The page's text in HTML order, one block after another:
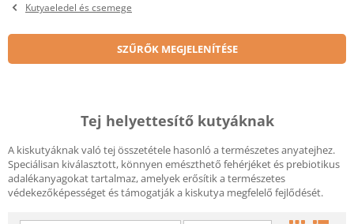
Kutyaeledel és csemege
SZŰRŐK MEGJELENÍTÉSE
Tej helyettesítő kutyáknak
A kiskutyáknak való tej összetétele hasonló a természetes anyatejhez.
Speciálisan kiválasztott, könnyen emészthető fehérjéket és prebiotikus
adalékanyagokat tartalmaz, amelyek erősítik a természetes
védekezőképességet és támogatják a kiskutya megfelelő fejlődését.